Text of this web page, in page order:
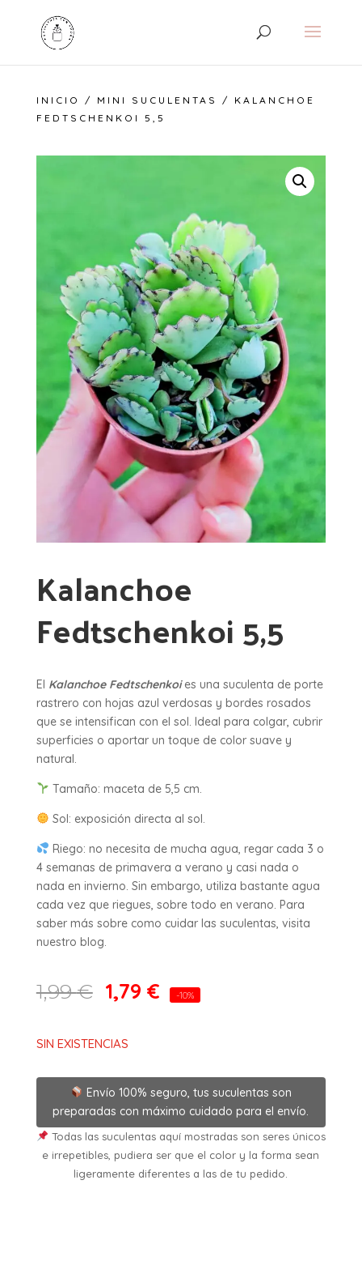
INICIO / MINI SUCULENTAS
/ KALANCHOE
FEDTSCHENKOI 5,5
Kalanchoe
Fedtschenkoi 5,5
El Kalanchoe Fedtschenkoies una suculenta de porte
rastrero con hojas azul verdosas y bordes rosados
que se intensifican con el sol. Ideal para colgar, cubrir
superficies o aportar un toque de color suave y
natural.
Tamaño: maceta de 5,5 cm.
Sol: exposición directa al sol.
Riego: no necesita de mucha agua, regar cada 3 o
4 semanas de primavera a verano y casi nada o
nada en invierno. Sin embargo, utiliza bastante agua
cada vez que riegues, sobre todo en verano. Para
saber más sobre como cuidar las suculentas, visita
nuestro blog.
1,99€ 1,79 € -10%
SIN EXISTENCIAS
Envío 100% seguro, tus suculentas son
preparadas con máximo cuidado para el envío.
Todas las suculentas aquí mostradas son seres únicos
e irrepetibles, pudiera ser que el color y la forma sean
ligeramente diferentes a las de tu pedido.